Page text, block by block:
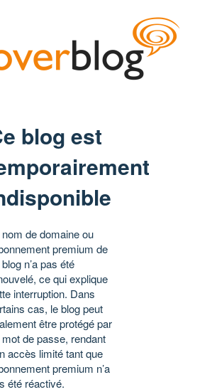
blog est
nom de domaine ou
premium de
n’a pas été
ce qui explique
interruption. Dans
cas, le blog peut
être protégé par
mot de passe, rendant
accès limité tant que
premium n’a
été réactivé.